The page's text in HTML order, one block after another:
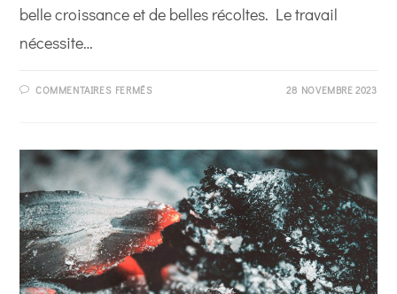
belle croissance et de belles récoltes. Le travail
nécessite…
COMMENTAIRES FERMÉSSUR
COMMENT
FAIRE
LE
TROU
DE
PLANTATION
?
28 NOVEMBRE 2023